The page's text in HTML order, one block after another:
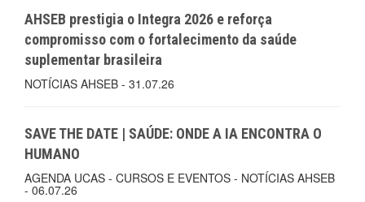
AHSEB prestigia o Integra 2026 e reforça
compromisso com o fortalecimento da saúde
suplementar brasileira
NOTÍCIAS AHSEB - 31.07.26
SAVE THE DATE | SAÚDE: ONDE A IA ENCONTRA O
HUMANO
AGENDA UCAS - CURSOS E EVENTOS - NOTÍCIAS AHSEB
- 06.07.26